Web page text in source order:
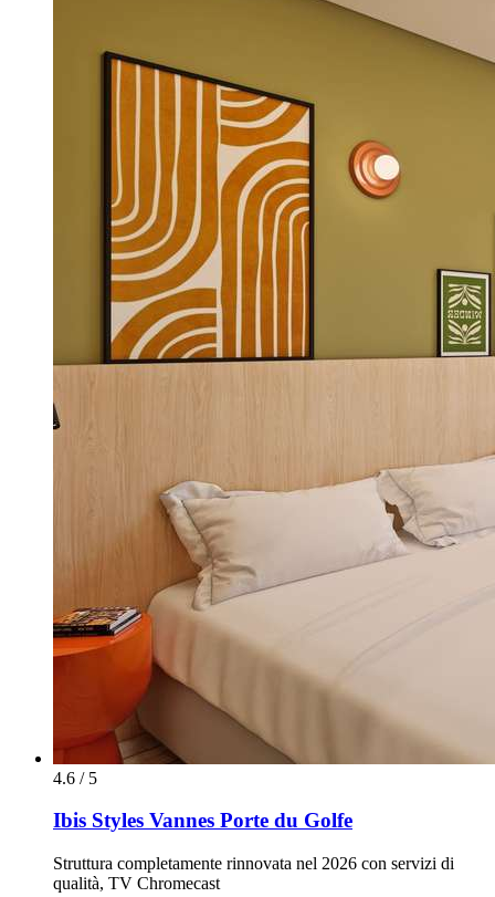
4.6 / 5
Ibis Styles Vannes Porte du Golfe
Struttura completamente rinnovata nel 2026 con servizi di
qualità, TV Chromecast